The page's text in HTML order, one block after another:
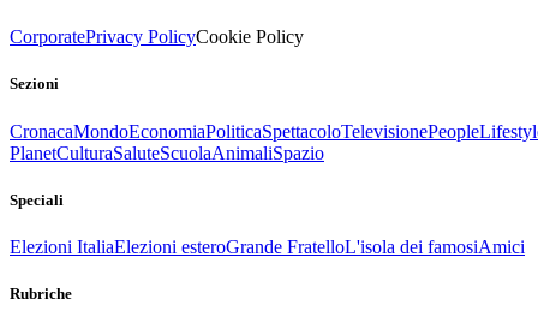
CorporatePrivacy PolicyCookie Policy
Sezioni
CronacaMondoEconomiaPoliticaSpettacoloTelevisionePeople
PlanetCulturaSaluteScuolaAnimaliSpazio
Speciali
Elezioni ItaliaElezioni esteroGrande FratelloL'isola dei famosiAmici
Rubriche